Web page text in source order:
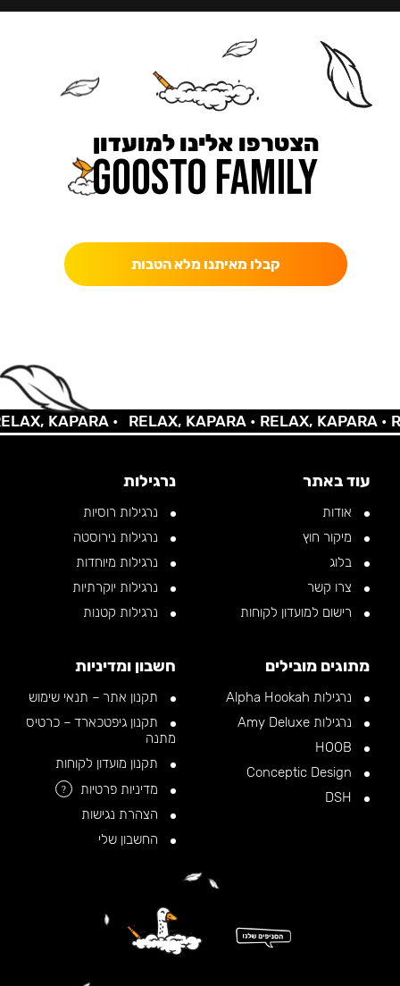
הצטרפו אלינו למועדון
קבלו מאיתנו מלא הטבות
KAPARA • RELAX, KAPARA •RELAX, KAPARA •
עוד באתר
אודות
מיקור חוץ
בלוג
צרו קשר
רישום למועדון לקוחות
נרגילות
נרגילות רוסיות
נרגילות נירוסטה
נרגילות מיוחדות
נרגילות יוקרתיות
נרגילות קטנות
מתוגים מובילים
נרגילות Alpha Hookah
נרגילות Amy Deluxe
חשבון ומדיניות
תקנון אתר – תנאי שימוש
תקנון גיפטכארד – כרטיס
מתנה
תקנון מועדון לקוחות
מדיניות פרטיות
?
הצהרת נגישות
החשבון שלי